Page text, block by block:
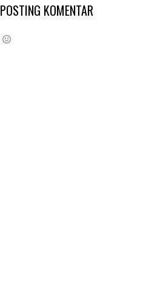
POSTING KOMENTAR